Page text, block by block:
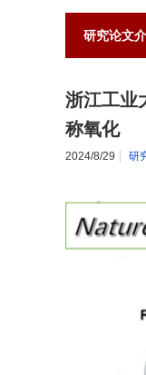
研究论文
浙江工业
称氧化
2024/8/29 研